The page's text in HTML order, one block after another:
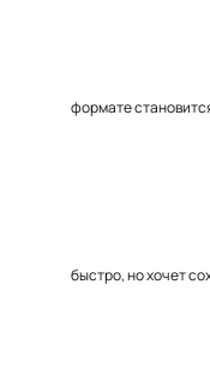
формате
быстро, но хочет